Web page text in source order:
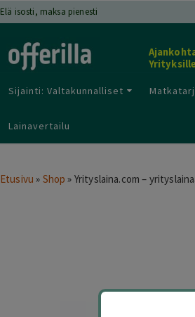
Elä isosti, maksa pienesti
Yrityksille
Sijainti: Valtakunnalliset
Lainavertailu
Etusivu » Shop » Yrityslaina.com –